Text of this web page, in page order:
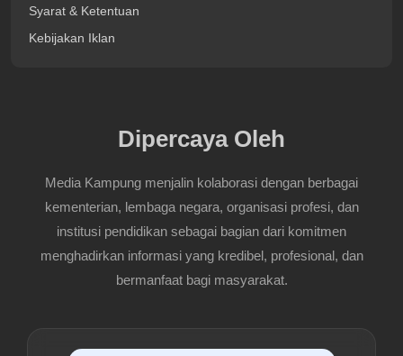
Syarat & Ketentuan
Kebijakan Iklan
Dipercaya Oleh
Media Kampung menjalin kolaborasi dengan berbagai
kementerian, lembaga negara, organisasi profesi, dan
institusi pendidikan sebagai bagian dari komitmen
menghadirkan informasi yang kredibel, profesional, dan
bermanfaat bagi masyarakat.